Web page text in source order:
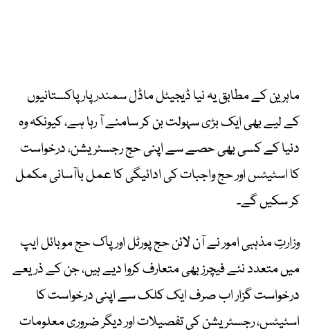
ماہرین کے مطابق یہ نیا ڈیجیٹل ماڈل سمندر پار پاکستانیوں
کے لیے بھی ایک بڑی سہولت بن کر سامنے آ رہا ہے، کیونکہ وہ
دنیا کے کسی بھی حصے سے اپنی حج رجسٹریشن، درخواست
کا اسٹیٹس اور حج واجبات کی ادائیگی کا عمل باآسانی مکمل
کر سکیں گے۔
وزارتِ مذہبی امور نے آن لائن حج پورٹل اور پاک حج موبائل ایپ
میں متعدد نئے فیچرز بھی متعارف کروا دیے ہیں، جن کے ذریعے
درخواست گزار اب صرف ایک کلک سے اپنی درخواست کا
اسٹیٹس، رجسٹریشن کی تفصیلات اور دیگر ضروری معلومات